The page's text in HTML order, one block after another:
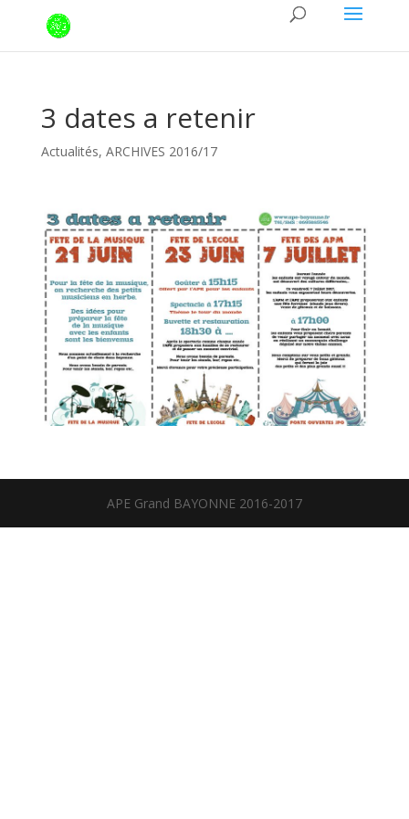
3 dates a retenir
Actualités, ARCHIVES 2016/17
APE Grand BAYONNE 2016-2017